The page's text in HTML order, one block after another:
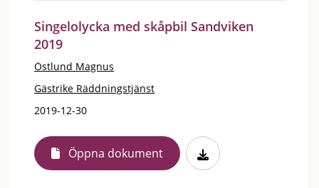
Singelolycka med skåpbil Sandviken
2019
Östlund Magnus
Gästrike Räddningstjänst
2019-12-30
Öppna dokument